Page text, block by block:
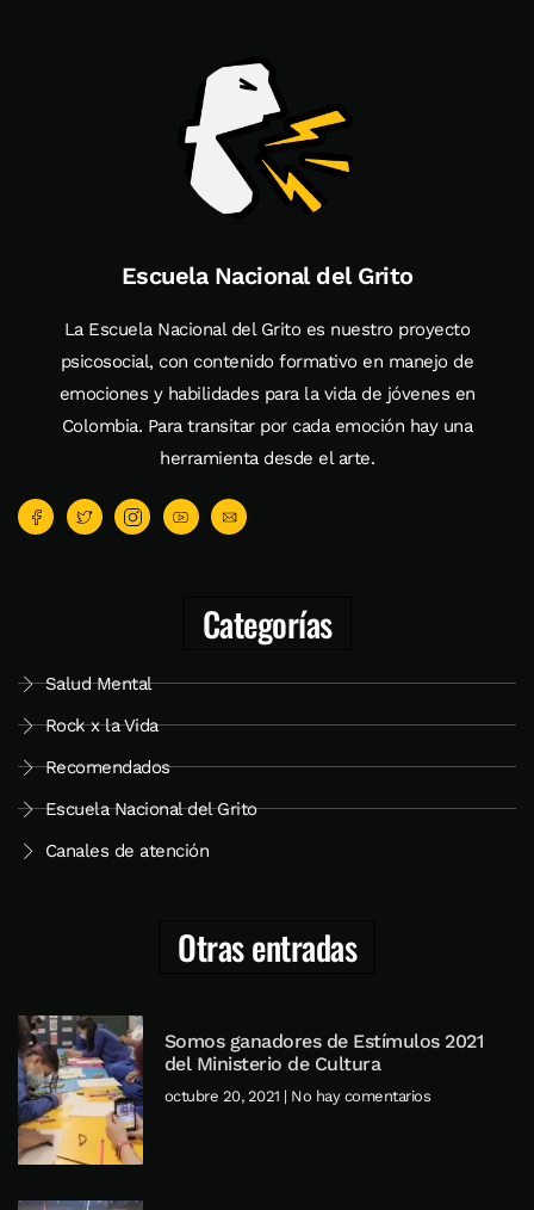
Escuela Nacional del Grito
La Escuela Nacional del Grito es nuestro proyecto
psicosocial, con contenido formativo en manejo de
emociones y habilidades para la vida de jóvenes en
Colombia. Para transitar por cada emoción hay una
herramienta desde el arte.
Categorías
Salud Mental
Rock x la Vida
Recomendados
Escuela Nacional del Grito
Canales de atención
Otras entradas
Somos ganadores de Estímulos 2021
del Ministerio de Cultura
octubre 20, 2021 No hay comentarios